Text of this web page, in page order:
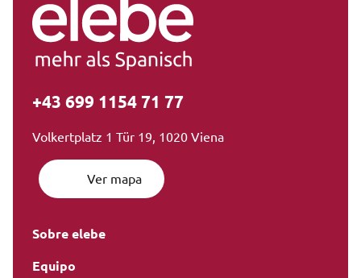
+43 699 1154 71 77
Volkertplatz 1 Tür 19, 1020 Viena
Ver mapa
Sobre elebe
Equipo